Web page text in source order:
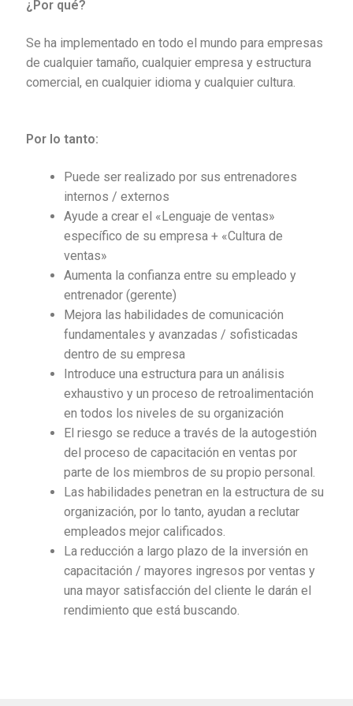
Objeciones en una entrevista de ventas (M2)
¿Por qué?
Se ha implementado en todo el mundo para empresas
de cualquier tamaño, cualquier empresa y estructura
comercial, en cualquier idioma y cualquier cultura.
Por lo tanto:
Puede ser realizado por sus entrenadores
internos / externos
Ayude a crear el «Lenguaje de ventas»
específico de su empresa + «Cultura de
ventas»
Aumenta la confianza entre su empleado y
entrenador (gerente)
Mejora las habilidades de comunicación
fundamentales y avanzadas / sofisticadas
dentro de su empresa
Introduce una estructura para un análisis
exhaustivo y un proceso de retroalimentación
en todos los niveles de su organización
El riesgo se reduce a través de la autogestión
del proceso de capacitación en ventas por
parte de los miembros de su propio personal.
Las habilidades penetran en la estructura de su
organización, por lo tanto, ayudan a reclutar
empleados mejor calificados.
La reducción a largo plazo de la inversión en
capacitación / mayores ingresos por ventas y
una mayor satisfacción del cliente le darán el
rendimiento que está buscando.